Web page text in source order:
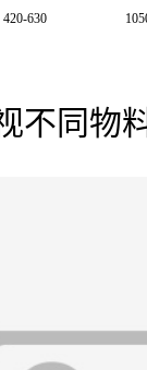
420-630
不同物